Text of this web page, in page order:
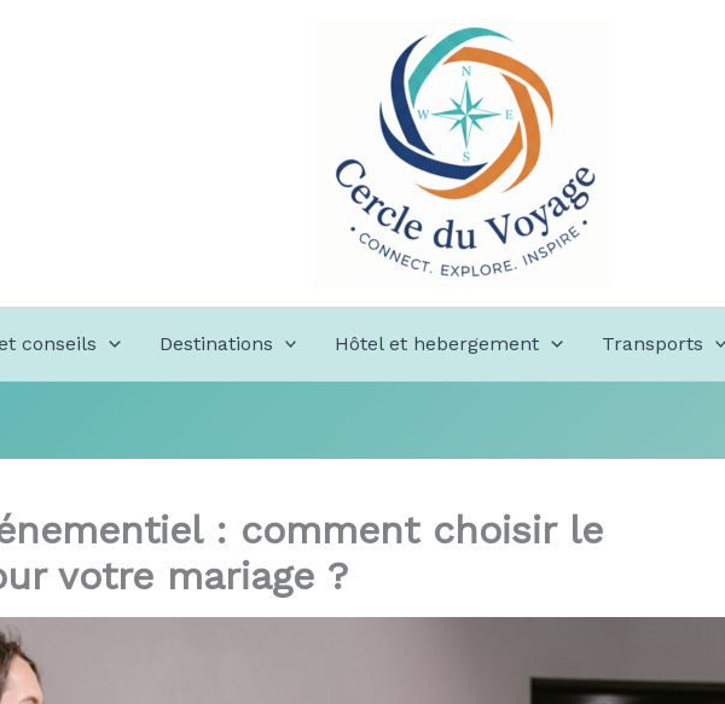
conseils Destinations Hôtel et hebergement Transports
: comment choisir le
votre mariage ?